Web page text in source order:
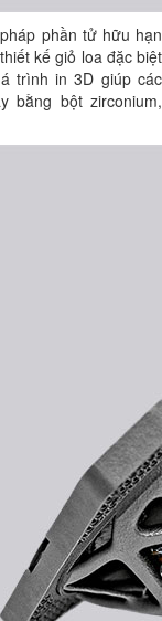
phần tử hữu hạn
kế giỏ loa đặc biệt
trình in 3D giúp các
bằng bột zirconium,